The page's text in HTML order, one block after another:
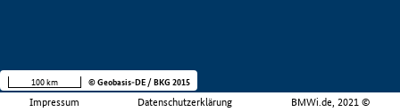
Impressum Datenschutzerklärung BMWi.de, 2021 ©
100 km © Geobasis-DE / BKG 2015